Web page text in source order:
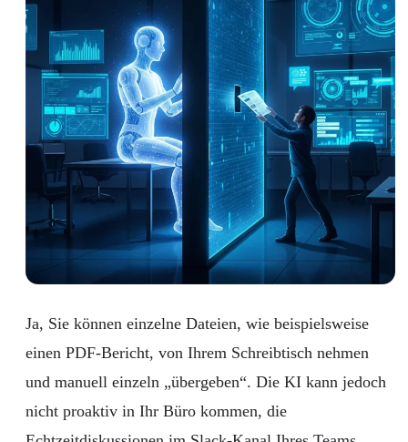
Ja, Sie können einzelne Dateien, wie beispielsweise
einen PDF-Bericht, von Ihrem Schreibtisch nehmen
und manuell einzeln „übergeben“. Die KI kann jedoch
nicht proaktiv in Ihr Büro kommen, die